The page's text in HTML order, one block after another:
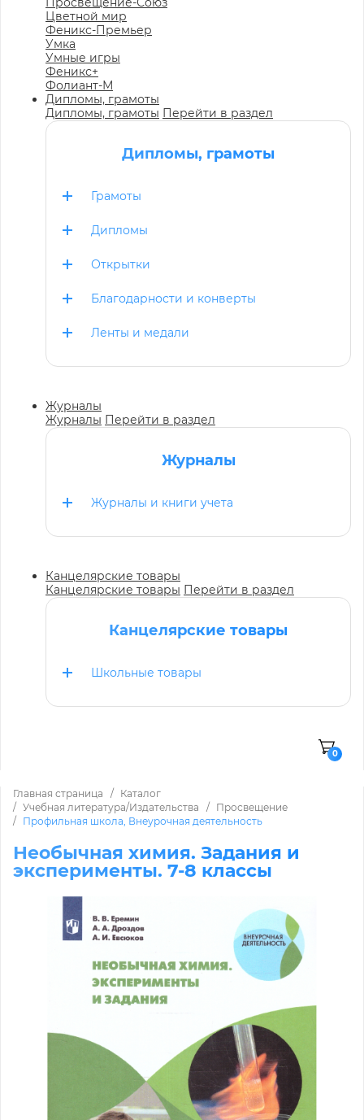
Цветной мир
Феникс-Премьер
Умка
Умные игры
Феникс+
Фолиант-М
Дипломы, грамоты
Дипломы, грамоты Перейти в раздел
Дипломы, грамоты
Грамоты
Дипломы
Открытки
Благодарности и конверты
Ленты и медали
Журналы
Журналы Перейти в раздел
Журналы
Журналы и книги учета
Канцелярские товары
Канцелярские товары Перейти в раздел
Канцелярские товары
Школьные товары
0
Главная страница
Каталог
Учебная литература/Издательства
Просвещение
Профильная школа, Внеурочная деятельность
Необычная химия. Задания и
эксперименты. 7-8 классы